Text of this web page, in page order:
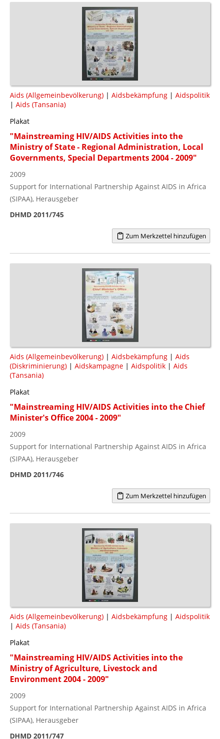
Aids (Allgemeinbevölkerung) | Aidsbekämpfung | Aidspolitik
| Aids (Tansania)
Plakat
"Mainstreaming HIV/AIDS Activities into the
Ministry of State - Regional Administration, Local
Governments, Special Departments 2004 - 2009"
2009
Support for International Partnership Against AIDS in Africa
(SIPAA), Herausgeber
DHMD 2011/745
Zum Merkzettel hinzufügen
Aids (Allgemeinbevölkerung) | Aidsbekämpfung | Aids
(Diskriminierung) | Aidskampagne | Aidspolitik | Aids
(Tansania)
Plakat
"Mainstreaming HIV/AIDS Activities into the Chief
Minister's Office 2004 - 2009"
2009
Support for International Partnership Against AIDS in Africa
(SIPAA), Herausgeber
DHMD 2011/746
Zum Merkzettel hinzufügen
Aids (Allgemeinbevölkerung) | Aidsbekämpfung | Aidspolitik
| Aids (Tansania)
Plakat
"Mainstreaming HIV/AIDS Activities into the
Ministry of Agriculture, Livestock and
Environment 2004 - 2009"
2009
Support for International Partnership Against AIDS in Africa
(SIPAA), Herausgeber
DHMD 2011/747